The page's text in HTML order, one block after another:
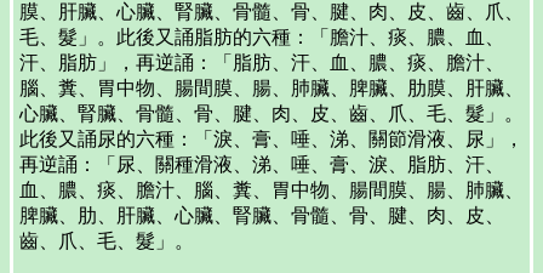
膜、肝臟、心臟、腎臟、骨髓、骨、腱、肉、皮、齒、爪、
毛、髮」。此後又誦脂肪的六種：「膽汁、痰、膿、血、
汗、脂肪」，再逆誦：「脂肪、汗、血、膿、痰、膽汁、
腦、糞、胃中物、腸間膜、腸、肺臟、脾臟、肋膜、肝臟、
心臟、腎臟、骨髓、骨、腱、肉、皮、齒、爪、毛、髮」。
此後又誦尿的六種：「淚、膏、唾、涕、關節滑液、尿」，
再逆誦：「尿、關種滑液、涕、唾、膏、淚、脂肪、汗、
血、膿、痰、膽汁、腦、糞、胃中物、腸間膜、腸、肺臟、
脾臟、肋、肝臟、心臟、腎臟、骨髓、骨、腱、肉、皮、
齒、爪、毛、髮」。